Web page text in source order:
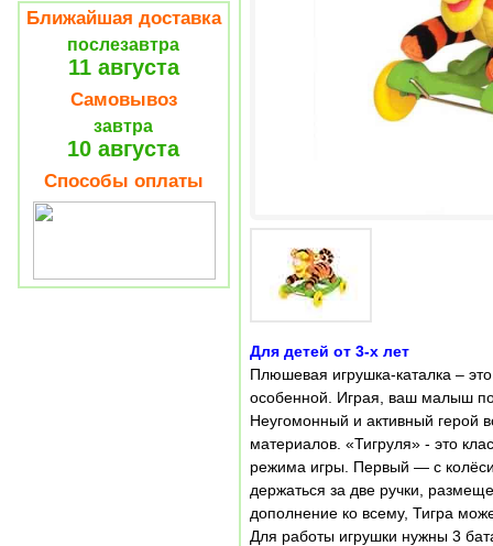
Ближайшая доставка
послезавтра
11 августа
Самовывоз
завтра
10 августа
Способы оплаты
Для детей от 3-х лет
Плюшевая игрушка-каталка –
особенной. Играя, ваш малыш
Неугомонный и активный герой
материалов. «Тигруля» - это
режима игры. Первый — с
держаться за две ручки,
дополнение ко всему, Тигра
Для работы игрушки нужны 3